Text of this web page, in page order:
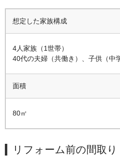
想定した家族構成
4人家族（1世帯）
40代の夫婦（共働き）、子供（中
面積
80㎡
リフォーム前の間取り